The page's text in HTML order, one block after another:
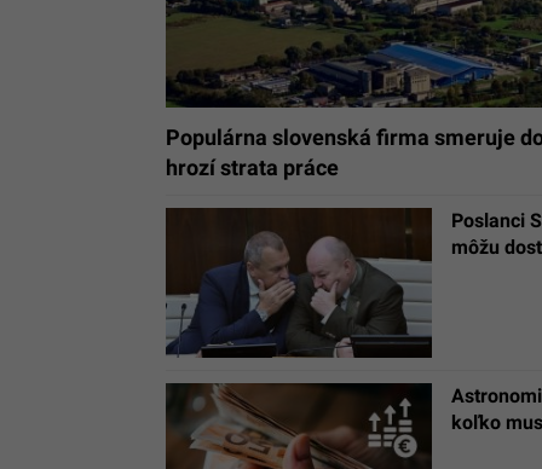
Populárna slovenská firma smeruje
hrozí strata práce
Poslanci
môžu
koľko